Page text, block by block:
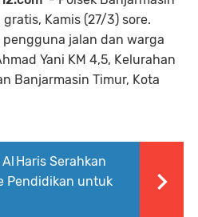
Kamis (27/3) sore.
jalan dan warga
Yani KM 4,5, Kelurahan
Banjarmasin Timur, Kota
Haris Serahkan
Pendidikan untuk